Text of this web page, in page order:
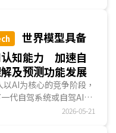
肢设计与安全机制，从
凭借电动车厂资源，布
世界模型具备
认知能力 加速自
及预测功能发展
AI为核心的竞争阶段，
代自驾系统或自驾AI系
仅具备傳感与反应能
2026-05-21